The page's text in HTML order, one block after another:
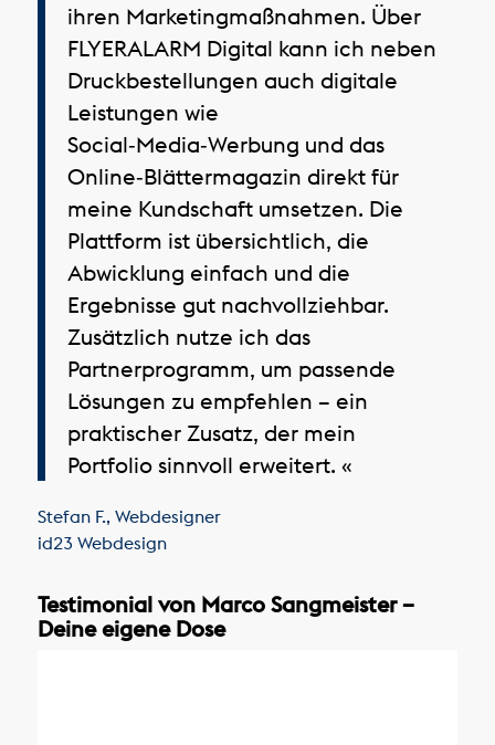
ihren Marketingmaßnahmen. Über
FLYERALARM Digital kann ich neben
Druckbestellungen auch digitale
Leistungen wie
Social‑Media‑Werbung und das
Online‑Blättermagazin direkt für
meine Kundschaft umsetzen. Die
Plattform ist übersichtlich, die
Abwicklung einfach und die
Ergebnisse gut nachvollziehbar.
Zusätzlich nutze ich das
Partnerprogramm, um passende
Lösungen zu empfehlen – ein
praktischer Zusatz, der mein
Portfolio sinnvoll erweitert. «
Stefan F., Webdesigner
id23 Webdesign
Testimonial von Marco Sangmeister –
Deine eigene Dose